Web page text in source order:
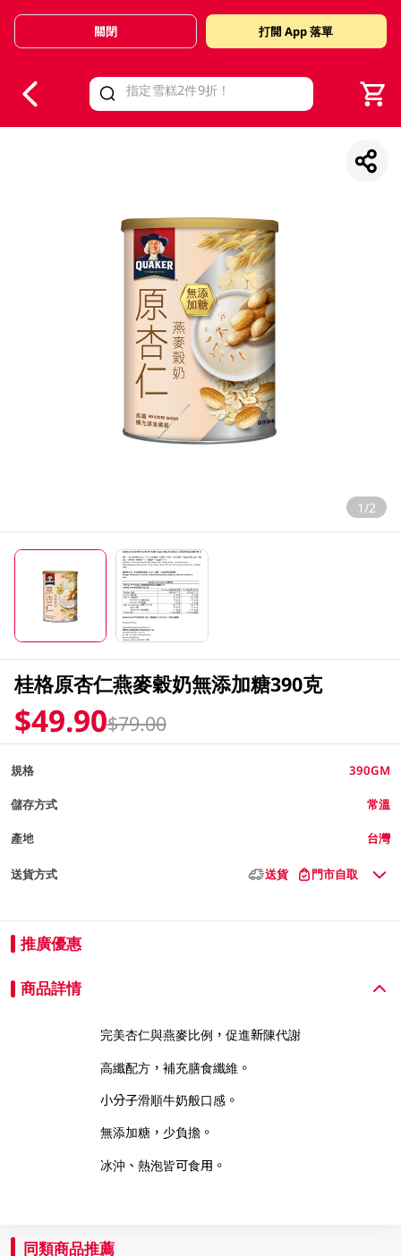
Valid Until 30 June 2026
關閉 打開 App 落單
1/2
桂格原杏仁燕麥穀奶無添加糖390克
$49.90$79.00
規格 390GM
儲存方式 常溫
產地 台灣
送貨方式 送貨 門市自取
推廣優惠
商品詳情
完美杏仁與燕麥比例，促進新陳代謝
高纖配方，補充膳食纖維。
小分子滑順牛奶般口感。
無添加糖，少負擔。
冰沖、熱泡皆可食用。
同類商品推薦